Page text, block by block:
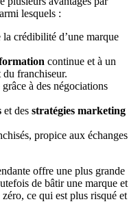
lesquels :
la crédibilité d’une marque
continue et à un
franchiseur.
grâce à des négociations
et des stratégies marketing
propice aux échanges
offre une plus grande
de bâtir une marque et
ce qui est plus risqué et